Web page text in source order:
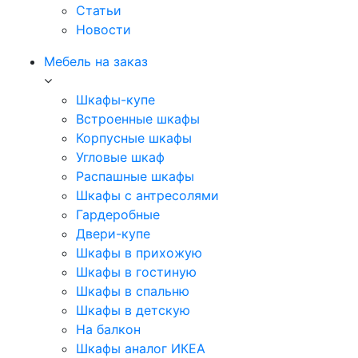
Статьи
Новости
Мебель на заказ
Шкафы-купе
Встроенные шкафы
Корпусные шкафы
Угловые шкаф
Распашные шкафы
Шкафы с антресолями
Гардеробные
Двери-купе
Шкафы в прихожую
Шкафы в гостиную
Шкафы в спальню
Шкафы в детскую
На балкон
Шкафы аналог ИКЕА